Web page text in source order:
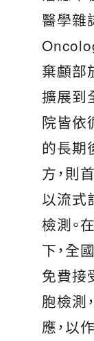
醫學雜
棄顱部
擴展到
院皆依
的長期
方，則
以流式
檢測。
下，全
免費接
胞檢測
應，以